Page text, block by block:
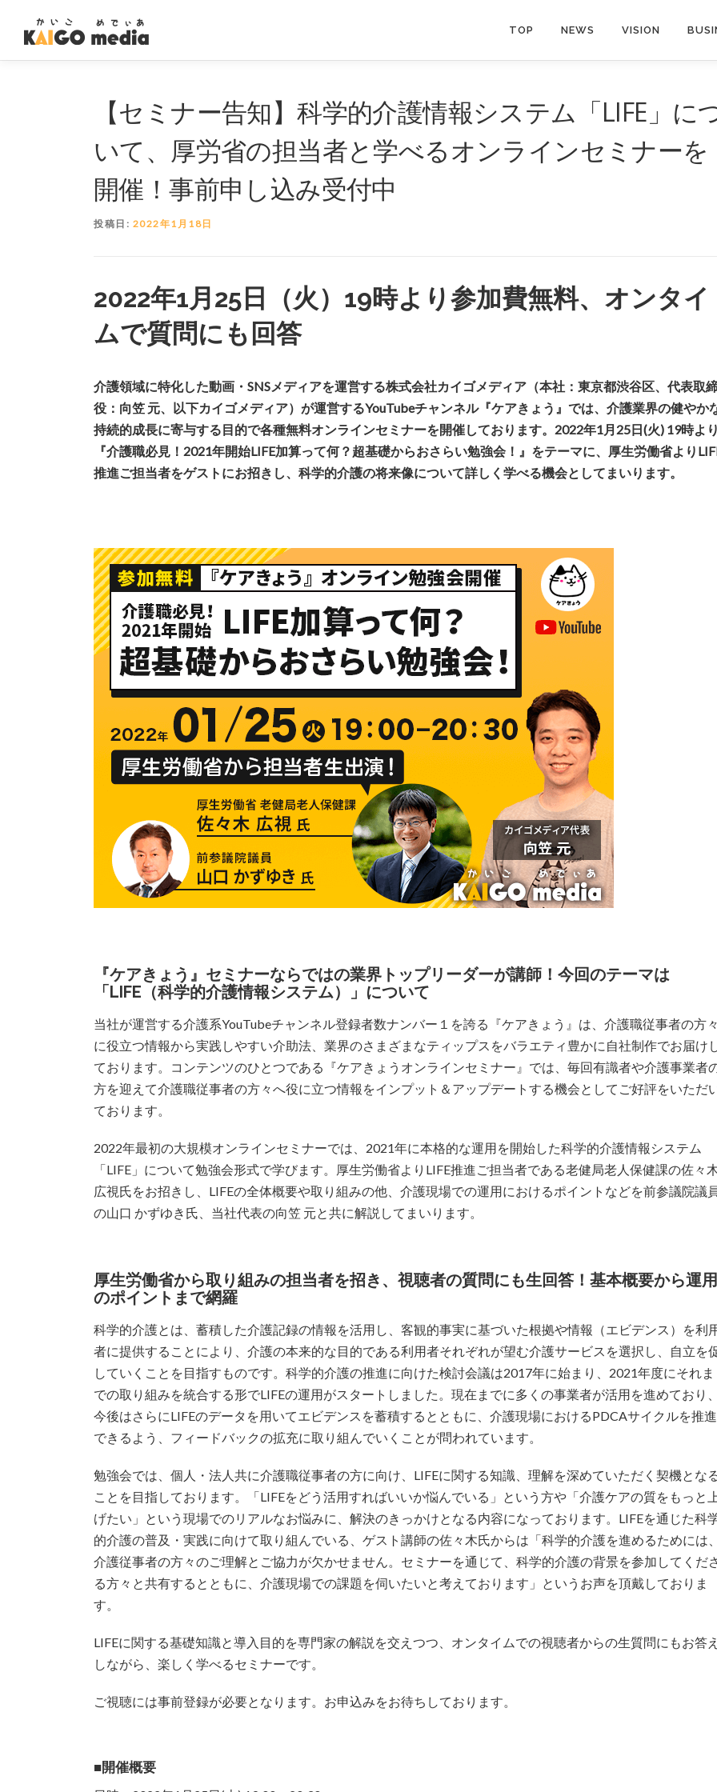
ン
TOP NEWS VISION
【セミナー告知】科学的介護情報システム「LIFE」に
いて、厚労省の担当者と学べるオンラインセミナーを
開催！事前申し込み受付中
投稿日: 2022年1月18日
2022年1月25日（火）19時より参加費無料、オンタイ
ムで質問にも回答
介護領域に特化した動画・SNSメディアを運営する株式会社カイゴメディア（本社：東京都渋谷区、代表取
役：向笠 元、以下カイゴメディア）が運営するYouTubeチャンネル『ケアきょう』では、介護業界の健やか
持続的成長に寄与する目的で各種無料オンラインセミナーを開催しております。2022年1月25日(火) 19時より
『介護職必見！2021年開始LIFE加算って何？超基礎からおさらい勉強会！』をテーマに、厚生労働省より
推進ご担当者をゲストにお招きし、科学的介護の将来像について詳しく学べる機会としてまいります。
『ケアきょう』セミナーならではの業界トップリーダーが講師！今回のテーマは
「LIFE（科学的介護情報システム）」について
当社が運営する介護系YouTubeチャンネル登録者数ナンバー１を誇る『ケアきょう』は、介護職従事者の方々
に役立つ情報から実践しやすい介助法、業界のさまざまなティップスをバラエティ豊かに自社制作でお届け
ております。コンテンツのひとつである『ケアきょうオンラインセミナー』では、毎回有識者や介護事業者
方を迎えて介護職従事者の方々へ役に立つ情報をインプット＆アップデートする機会としてご好評をいただ
ております。
2022年最初の大規模オンラインセミナーでは、2021年に本格的な運用を開始した科学的介護情報システム
「LIFE」について勉強会形式で学びます。厚生労働省よりLIFE推進ご担当者である老健局老人保健課の佐々
広視氏をお招きし、LIFEの全体概要や取り組みの他、介護現場での運用におけるポイントなどを前参議院議
の山口 かずゆき氏、当社代表の向笠 元と共に解説してまいります。
厚生労働省から取り組みの担当者を招き、視聴者の質問にも生回答！基本概要から運用
のポイントまで網羅
科学的介護とは、蓄積した介護記録の情報を活用し、客観的事実に基づいた根拠や情報（エビデンス）を利
者に提供することにより、介護の本来的な目的である利用者それぞれが望む介護サービスを選択し、自立を
していくことを目指すものです。科学的介護の推進に向けた検討会議は2017年に始まり、2021年度にそれま
での取り組みを統合する形でLIFEの運用がスタートしました。現在までに多くの事業者が活用を進めており、
今後はさらにLIFEのデータを用いてエビデンスを蓄積するとともに、介護現場におけるPDCAサイクルを推進
できるよう、フィードバックの拡充に取り組んでいくことが問われています。
勉強会では、個人・法人共に介護職従事者の方に向け、LIFEに関する知識、理解を深めていただく契機とな
ことを目指しております。「LIFEをどう活用すればいいか悩んでいる」という方や「介護ケアの質をもっと
げたい」という現場でのリアルなお悩みに、解決のきっかけとなる内容になっております。LIFEを通じた科
的介護の普及・実践に向けて取り組んでいる、ゲスト講師の佐々木氏からは「科学的介護を進めるためには、
介護従事者の方々のご理解とご協力が欠かせません。セミナーを通じて、科学的介護の背景を参加してくだ
る方々と共有するとともに、介護現場での課題を伺いたいと考えております」というお声を頂戴しておりま
す。
LIFEに関する基礎知識と導入目的を専門家の解説を交えつつ、オンタイムでの視聴者からの生質問にもお答え
しながら、楽しく学べるセミナーです。
ご視聴には事前登録が必要となります。お申込みをお待ちしております。
■開催概要